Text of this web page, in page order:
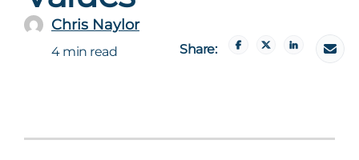
Chris Naylor
4 min read Share: